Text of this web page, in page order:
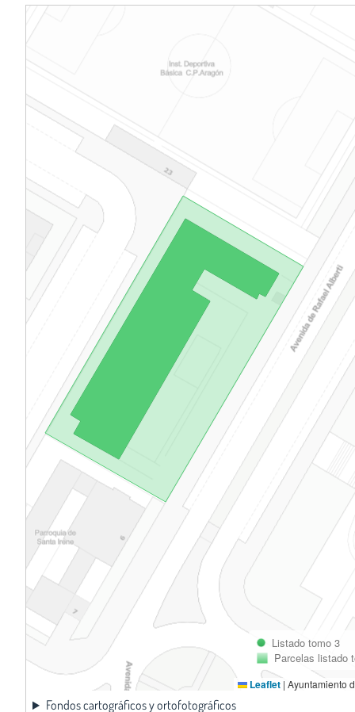
Listado tomo 3
Parcelas listado
Leaflet | Ayuntamiento
Fondos cartográficos y ortofotográficos